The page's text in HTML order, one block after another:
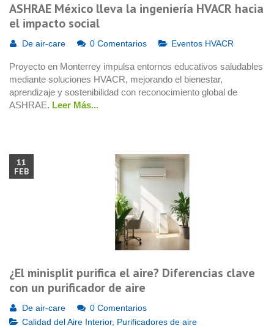
ASHRAE México lleva la ingeniería HVACR hacia
el impacto social
De air-care 0 Comentarios Eventos HVACR
Proyecto en Monterrey impulsa entornos educativos saludables
mediante soluciones HVACR, mejorando el bienestar,
aprendizaje y sostenibilidad con reconocimiento global de
ASHRAE. Leer Más...
11
FEB
¿El minisplit purifica el aire? Diferencias clave
con un purificador de aire
De air-care
0 Comentarios
Calidad del Aire Interior, Purificadores de aire